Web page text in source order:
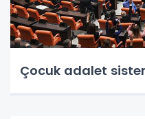
Çocuk adalet